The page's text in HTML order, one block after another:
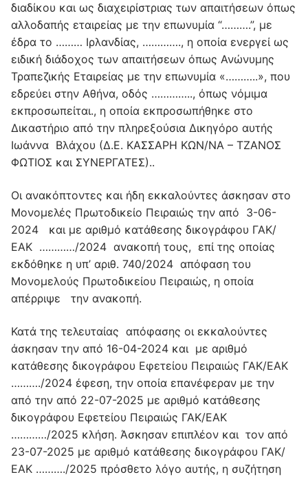
διαδίκου και ως διαχειρίστριας των απαιτήσεων όπως
αλλοδαπής εταιρείας με την επωνυμία “……….”, με
έδρα το ……… Ιρλανδίας, …………., η οποία ενεργεί ως
ειδική διάδοχος των απαιτήσεων όπως Ανώνυμης
Τραπεζικής Εταιρείας με την επωνυμία «………..», που
εδρεύει στην Αθήνα, οδός ………….., όπως νόμιμα
εκπροσωπείται., η οποία εκπροσωπήθηκε στο
Δικαστήριο από την πληρεξούσια Δικηγόρο αυτής
Ιωάννα Βλάχου (Δ.Ε. ΚΑΣΣΑΡΗ ΚΩΝ/ΝΑ – ΤΖΑΝΟΣ
ΦΩΤΙΟΣ και ΣΥΝΕΡΓΑΤΕΣ)..
Οι ανακόπτοντες και ήδη εκκαλούντες άσκησαν στο
Μονομελές Πρωτοδικείο Πειραιώς την από 3-06-
2024 και με αριθμό κατάθεσης δικογράφου ΓΑΚ/
ΕΑΚ …………/2024 ανακοπή τους, επί της οποίας
εκδόθηκε η υπ’ αριθ. 740/2024 απόφαση του
Μονομελούς Πρωτοδικείου Πειραιώς, η οποία
απέρριψε την ανακοπή.
Κατά της τελευταίας απόφασης οι εκκαλούντες
άσκησαν την από 16-04-2024 και με αριθμό
κατάθεσης δικογράφου Εφετείου Πειραιώς ΓΑΚ/ΕΑΚ
………./2024 έφεση, την οποία επανέφεραν με την
από την από 22-07-2025 με αριθμό κατάθεσης
δικογράφου Εφετείου Πειραιώς ΓΑΚ/ΕΑΚ
…………/2025 κλήση. Άσκησαν επιπλέον και τον από
23-07-2025 με αριθμό κατάθεσης δικογράφου ΓΑΚ/
ΕΑΚ ………./2025 πρόσθετο λόγο αυτής, η συζήτηση